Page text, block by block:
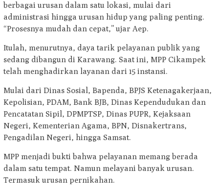
berbagai urusan dalam satu lokasi, mulai dari
administrasi hingga urusan hidup yang paling penting.
“Prosesnya mudah dan cepat,” ujar Aep.
Itulah, menurutnya, daya tarik pelayanan publik yang
sedang dibangun di Karawang. Saat ini, MPP Cikampek
telah menghadirkan layanan dari 15 instansi.
Mulai dari Dinas Sosial, Bapenda, BPJS Ketenagakerjaan,
Kepolisian, PDAM, Bank BJB, Dinas Kependudukan dan
Pencatatan Sipil, DPMPTSP, Dinas PUPR, Kejaksaan
Negeri, Kementerian Agama, BPN, Disnakertrans,
Pengadilan Negeri, hingga Samsat.
MPP menjadi bukti bahwa pelayanan memang berada
dalam satu tempat. Namun melayani banyak urusan.
Termasuk urusan pernikahan.